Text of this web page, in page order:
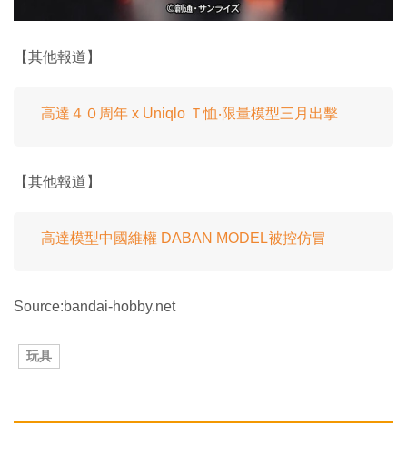
【其他報道】
高達４０周年 x Uniqlo Ｔ恤‧限量模型三月出擊
【其他報道】
高達模型中國維權 DABAN MODEL被控仿冒
Source:bandai-hobby.net
玩具